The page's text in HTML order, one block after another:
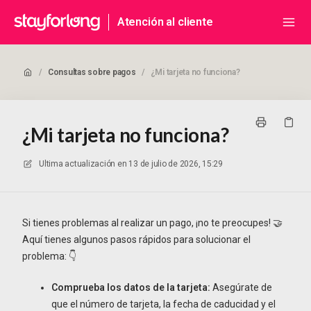
Atención al cliente
/ Consultas sobre pagos / ¿Mi tarjeta no funciona?
¿Mi tarjeta no funciona?
Ultima actualización en 13 de julio de 2026, 15:29
Si tienes problemas al realizar un pago, ¡no te preocupes! 🤝
Aquí tienes algunos pasos rápidos para solucionar el
problema: 👇
Comprueba los datos de la tarjeta: Asegúrate de
que el número de tarjeta, la fecha de caducidad y el